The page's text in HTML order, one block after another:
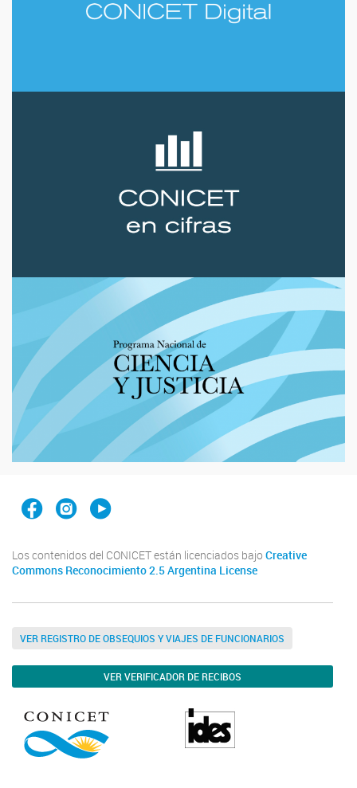
Facebook
Instagram
YouTube
Los contenidos del CONICET están licenciados bajo Creative
Commons Reconocimiento 2.5 Argentina License
VER REGISTRO DE OBSEQUIOS Y VIAJES DE FUNCIONARIOS
VER VERIFICADOR DE RECIBOS